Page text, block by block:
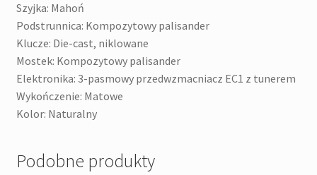
Szyjka: Mahoń
Podstrunnica: Kompozytowy palisander
Klucze: Die-cast, niklowane
Mostek: Kompozytowy palisander
Elektronika: 3-pasmowy przedwzmacniacz EC1 z tunerem
Wykończenie: Matowe
Kolor: Naturalny
Podobne produkty